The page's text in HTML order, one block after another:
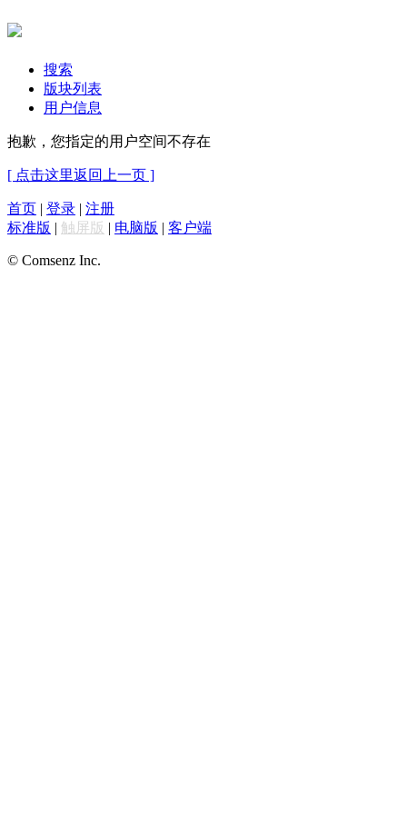
搜索
版块列表
用户信息
抱歉，您指定的用户空间不存在
[ 点击这里返回上一页 ]
首页 | 登录 | 注册
标准版 | 触屏版 | 电脑版 | 客户端
© Comsenz Inc.